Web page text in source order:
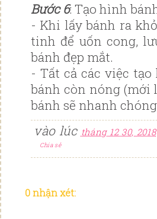
Bước 6: Tạo hình
- Khi lấy bánh ra
tinh để uốn cong,
bánh đẹp mắt.
- Tất cả các việc
bánh còn nóng (mới
bánh sẽ nhanh
vào lúc tháng 12 30, 2018
Chia sẻ
0 nhận xét: